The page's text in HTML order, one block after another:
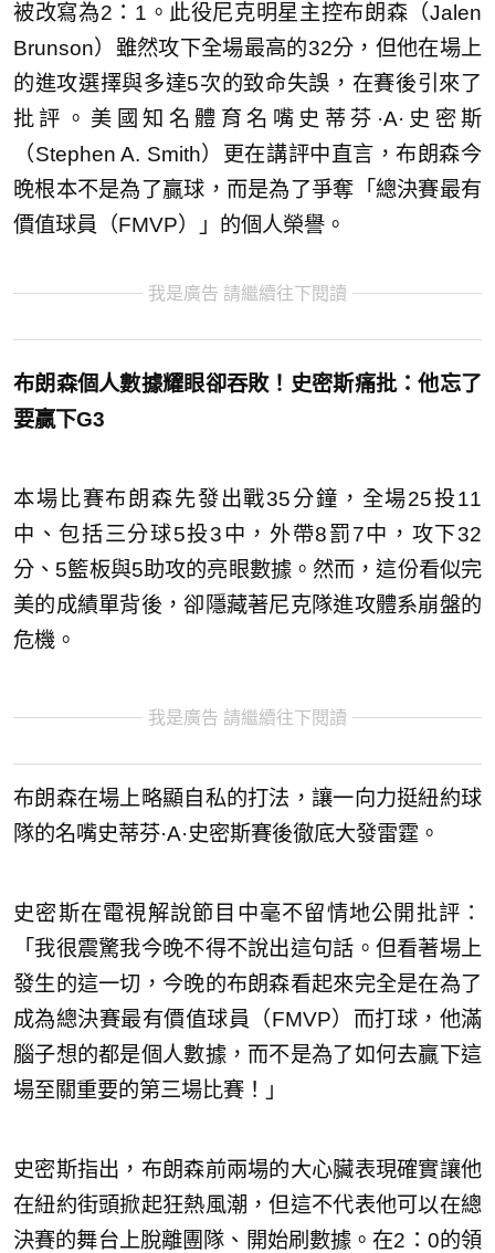
被改寫為2：1。此役尼克明星主控布朗森（Jalen
Brunson）雖然攻下全場最高的32分，但他在場上
的進攻選擇與多達5次的致命失誤，在賽後引來了
批評。美國知名體育名嘴史蒂芬·A·史密斯
（Stephen A. Smith）更在講評中直言，布朗森今
晚根本不是為了贏球，而是為了爭奪「總決賽最有
價值球員（FMVP）」的個人榮譽。
我是廣告 請繼續往下閱讀
布朗森個人數據耀眼卻吞敗！ 史密斯痛批：他忘了
要贏下G3
本場比賽布朗森先發出戰35分鐘，全場25投11
中、包括三分球5投3中，外帶8罰7中，攻下32
分、5籃板與5助攻的亮眼數據。然而，這份看似完
美的成績單背後，卻隱藏著尼克隊進攻體系崩盤的
危機。
我是廣告 請繼續往下閱讀
布朗森在場上略顯自私的打法，讓一向力挺紐約球
隊的名嘴史蒂芬·A·史密斯賽後徹底大發雷霆。
史密斯在電視解說節目中毫不留情地公開批評：
「我很震驚我今晚不得不說出這句話。但看著場上
發生的這一切，今晚的布朗森看起來完全是在為了
成為總決賽最有價值球員（FMVP）而打球，他滿
腦子想的都是個人數據，而不是為了如何去贏下這
場至關重要的第三場比賽！」
史密斯指出，布朗森前兩場的大心臟表現確實讓他
在紐約街頭掀起狂熱風潮，但這不代表他可以在總
決賽的舞台上脫離團隊、開始刷數據。在2：0的領